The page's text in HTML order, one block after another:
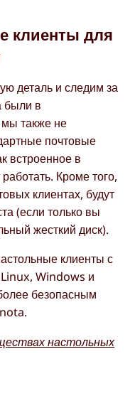
клиенты для
деталь и следим за
были в
мы также не
почтовые
встроенное в
Кроме того,
клиентах, будут
(если только вы
жесткий диск).
клиенты с
Windows и
безопасным
настольных